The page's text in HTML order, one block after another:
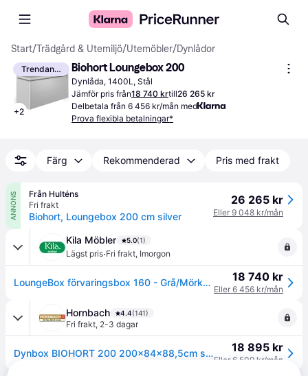
Start/Trädgård & Utemiljö/Utemöbler/Dynlådor
Trendande
+2
Biohort Loungebox 200
Dynlåda, 1400L, Stål
Jämför pris från18 740 krtill26 265 kr
Delbetala från 6 456 kr/mån med
Prova flexibla betalningar*
Färg Rekommenderad Pris med frakt
ANNONS
Från Hulténs
Fri frakt
Biohort, Loungebox 200 cm silver
26 265 kr
Eller 9 048 kr/mån
Kila Möbler 5.0(1)
Lägst pris·Fri frakt, Imorgon
LoungeBox förvaringsbox 160 - Grå/Mörkgrå/Silver 18 740 kr
Eller 6 456 kr/mån
Hornbach 4.4(141)
Fri frakt, 2-3 dagar
Dynbox BIOHORT 200 200x84x88,5cm silver-metallic 18 895 kr
Eller 6 509 kr/mån